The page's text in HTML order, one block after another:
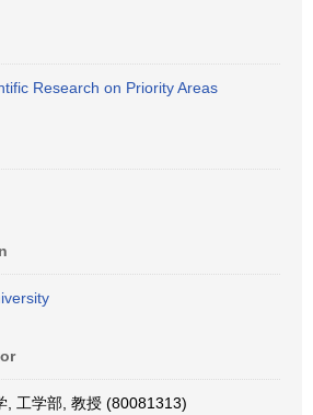
Research on Priority Areas
, 工学部, 教授 (80081313)